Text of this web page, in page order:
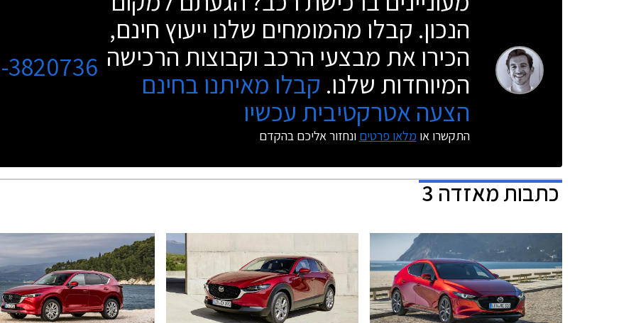
הנכון. קבלו מהמומחים שלנו ייעוץ חינם,
הכירו את מבצעי הרכב וקבוצות הרכישה
המיוחדות שלנו. קבלו מאיתנו בחינם
הצעה אטרקטיבית עכשיו
התקשרו או מלאו פרטים ונחזור אליכם בהקדם
3820736
כתבותמאזדה 3